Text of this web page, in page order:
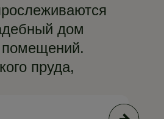
дом
помещений.
пруда,